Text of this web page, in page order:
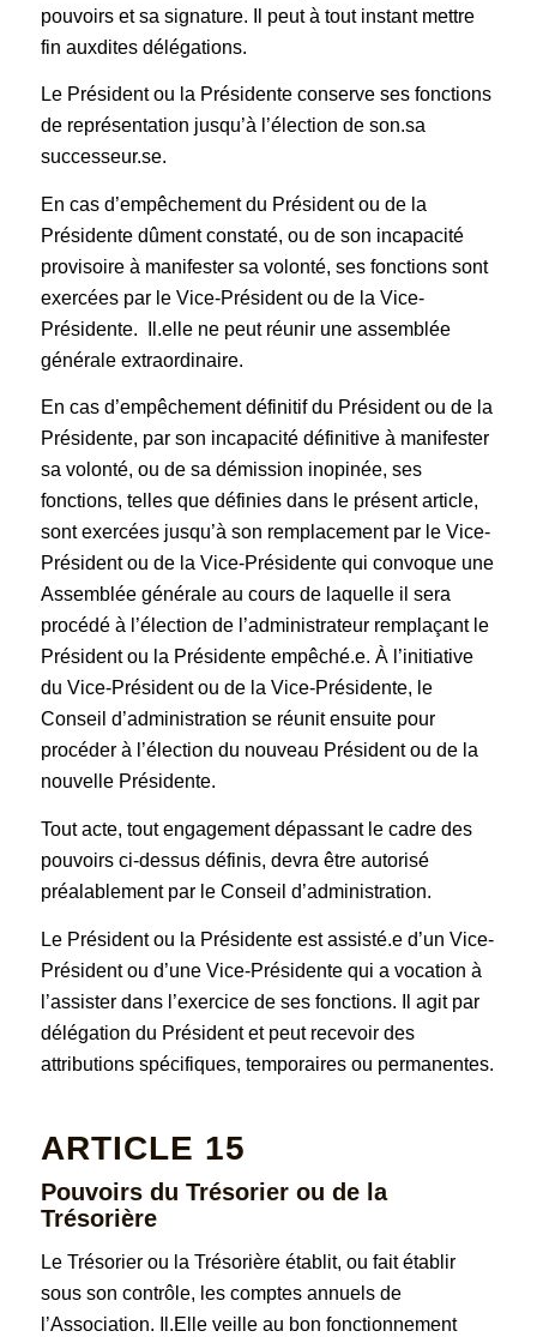
pouvoirs et sa signature. Il peut à tout instant mettre
fin auxdites délégations.
Le Président ou la Présidente conserve ses fonctions
de représentation jusqu’à l’élection de son.sa
successeur.se.
En cas d’empêchement du Président ou de la
Présidente dûment constaté, ou de son incapacité
provisoire à manifester sa volonté, ses fonctions sont
exercées par le Vice-Président ou de la Vice-
Présidente. Il.elle ne peut réunir une assemblée
générale extraordinaire.
En cas d’empêchement définitif du Président ou de la
Présidente, par son incapacité définitive à manifester
sa volonté, ou de sa démission inopinée, ses
fonctions, telles que définies dans le présent article,
sont exercées jusqu’à son remplacement par le Vice-
Président ou de la Vice-Présidente qui convoque une
Assemblée générale au cours de laquelle il sera
procédé à l’élection de l’administrateur remplaçant le
Président ou la Présidente empêché.e. À l’initiative
du Vice-Président ou de la Vice-Présidente, le
Conseil d’administration se réunit ensuite pour
procéder à l’élection du nouveau Président ou de la
nouvelle Présidente.
Tout acte, tout engagement dépassant le cadre des
pouvoirs ci-dessus définis, devra être autorisé
préalablement par le Conseil d’administration.
Le Président ou la Présidente est assisté.e d’un Vice-
Président ou d’une Vice-Présidente qui a vocation à
l’assister dans l’exercice de ses fonctions. Il agit par
délégation du Président et peut recevoir des
attributions spécifiques, temporaires ou permanentes.
ARTICLE 15
Pouvoirs du Trésorier ou de la
Trésorière
Le Trésorier ou la Trésorière établit, ou fait établir
sous son contrôle, les comptes annuels de
l’Association. Il.Elle veille au bon fonctionnement